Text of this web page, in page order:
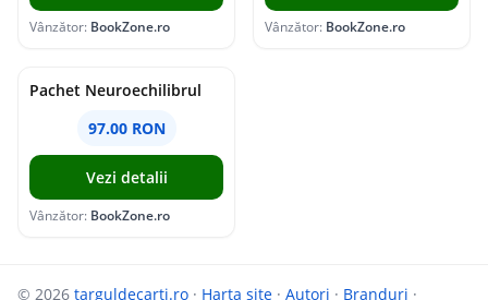
Vânzător: BookZone.ro Vânzător: BookZone.ro
Pachet Neuroechilibrul
97.00 RON
Vezi detalii
Vânzător: BookZone.ro
© 2026 targuldecarti.ro · Harta site · Autori · Branduri ·